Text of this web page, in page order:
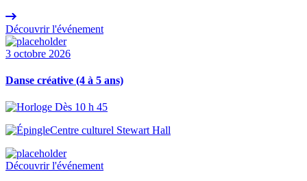
Découvrir l'événement
3 octobre 2026
Danse créative (4 à 5 ans)
Dès 10 h 45
Centre culturel Stewart Hall
Découvrir l'événement